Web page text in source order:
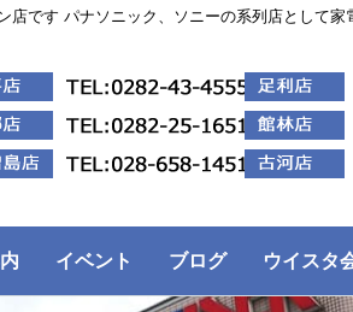
です パナソニック、ソニーの系列店として
イベント ブログ ウイスタ